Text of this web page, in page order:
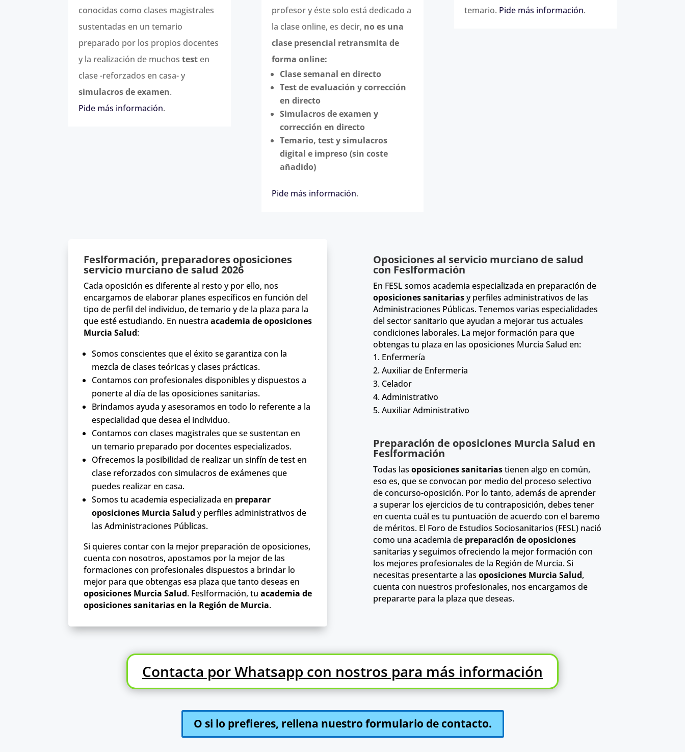
conocidas como clases magistrales
sustentadas en un temario
preparado por los propios docentes
y la realización de muchostest en
clase -reforzados en casa- y
simulacros de examen.
Pide más información.
profesor y éste solo está dedicado a
la clase online, es decir, no es una
clase presencial retransmita de
forma online:
Clase semanal en directo
Test de evaluación y corrección
en directo
Simulacros de examen y
corrección en directo
Temario, test y simulacros
digital e impreso (sin coste
añadido)
Pide más información.
temario. Pide más información.
Feslformación, preparadores oposiciones
servicio murciano de salud 2026
Cada oposición es diferente al resto y por ello, nos
encargamos de elaborar planes específicos en función del
tipo de perfil del individuo, de temario y de la plaza para la
que esté estudiando. En nuestraacademia de oposiciones
Murcia Salud:
Somos conscientes que el éxito se garantiza con la
mezcla de clases teóricas y clases prácticas.
Contamos con profesionales disponibles y dispuestos a
ponerte al día de las oposiciones sanitarias.
Brindamos ayuda y asesoramos en todo lo referente a la
especialidad que desea el individuo.
Contamos con clases magistrales que se sustentan en
un temario preparado por docentes especializados.
Ofrecemos la posibilidad de realizar un sinfín de test en
clase reforzados con simulacros de exámenes que
puedes realizar en casa.
Somos tu academia especializada en preparar
oposiciones Murcia Salud y perfiles administrativos de
las Administraciones Públicas.
Si quieres contar con la mejor preparación de oposiciones,
cuenta con nosotros, apostamos por la mejor de las
formaciones con profesionales dispuestos a brindar lo
mejor para que obtengas esa plaza que tanto deseas en
oposiciones Murcia Salud. Feslformación, tuacademia de
oposiciones sanitarias en la Región de Murcia.
Oposiciones al servicio murciano de salud
con Feslformación
En FESL somos academia especializada en preparación de
oposiciones sanitariasy perfiles administrativos de las
Administraciones Públicas. Tenemos varias especialidades
del sector sanitario que ayudan a mejorar tus actuales
condiciones laborales. La mejor formación para que
obtengas tu plaza en las oposiciones Murcia Salud en:
Enfermería
Auxiliar de Enfermería
Celador
Administrativo
Auxiliar Administrativo
Preparación de oposiciones Murcia Salud en
Feslformación
Todas las oposiciones sanitariastienen algo en común,
eso es, que se convocan por medio del proceso selectivo
de concurso-oposición. Por lo tanto, además de aprender
a superar los ejercicios de tu contraposición, debes tener
en cuenta cuál es tu puntuación de acuerdo con el baremo
de méritos. El Foro de Estudios Sociosanitarios (FESL) nació
como una academia de preparación de oposiciones
sanitarias y seguimos ofreciendo la mejor formación con
los mejores profesionales de la Región de Murcia. Si
necesitas presentarte a las oposiciones Murcia Salud,
cuenta con nuestros profesionales, nos encargamos de
prepararte para la plaza que deseas.
Contacta por Whatsapp con nostros para más información
O si lo prefieres, rellena nuestro formulario de contacto.